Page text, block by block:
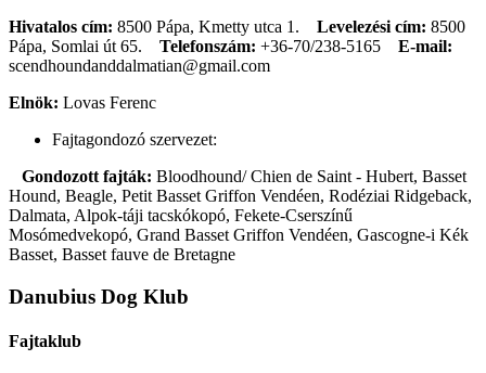
Hivatalos cím: 8500 Pápa, Kmetty utca 1. Levelezési cím: 8500
Pápa, Somlai út 65.
Telefonszám: +36-70/238-5165
E-mail:
scendhoundanddalmatian@gmail.com
Elnök: Lovas Ferenc
Fajtagondozó szervezet:
Gondozott fajták: Bloodhound/ Chien de Saint - Hubert, Basset
Hound, Beagle, Petit Basset Griffon Vendéen, Rodéziai Ridgeback,
Dalmata, Alpok-táji tacskókopó, Fekete-Cserszínű
Mosómedvekopó, Grand Basset Griffon Vendéen, Gascogne-i Kék
Basset, Basset fauve de Bretagne
Danubius Dog Klub
Fajtaklub